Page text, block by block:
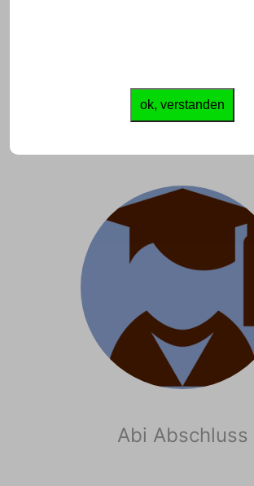
Abschlussmeister
Abi Abschluss
ok, verstanden